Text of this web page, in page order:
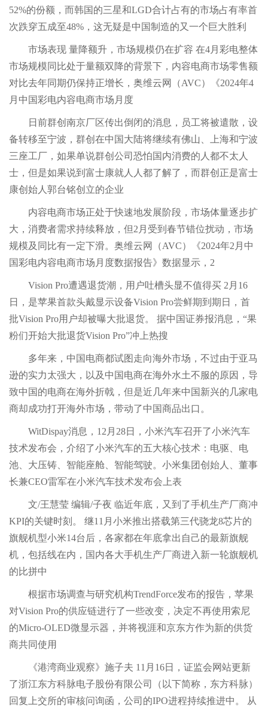
52%的份额，而韩国的三星和LGD合计占有的市场占有率首
次跌穿五成至48%，这无疑是中国制造的又一个巨大胜利
市场表现 量降额升，市场规模仍在扩容 在4月彩电整体
市场规模同比处于量额双降的背景下，内容电商市场零售额
对比去年同期仍保持正增长，奥维云网（AVC）《2024年4
月中国彩电内容电商市场月度
日前群创南京厂区传出倒闭的消息，员工将被遣散，设
备转移至宁波，群创在中国大陆将继续有佛山、上海和宁波
三座工厂，如果单说群创公司恐怕国内消费的人都不太人
士，但是如果说到富士康就人人都了解了，而群创正是富士
康创始人郭台铭创立的企业
内容电商市场正处于快速地发展阶段，市场体量逐步扩
大，消费者需求持续释放，但2月受到春节错位扰动，市场
规模及同比有一定下滑。奥维云网（AVC）《2024年2月中
国彩电内容电商市场月度数据报告》数据显示，2
Vision Pro遭遇退货潮，用户吐槽头显不值得买 2月16
日，是苹果首款头戴显示设备Vision Pro尝鲜期到期日，首
批Vision Pro用户却被曝大批退货。 据中国证券报消息，“果
粉们开始大批退货Vision Pro”冲上热搜
多年来，中国电商都试图走向海外市场，不过由于亚马
逊的实力太强大，以及中国电商在海外水土不服的原因，导
致中国的电商在海外折戟，但是近几年来中国新兴的几家电
商却成功打开海外市场，带动了中国商品出口。
WitDispay消息，12月28日，小米汽车召开了小米汽车
技术发布会，介绍了小米汽车的五大核心技术：电驱、电
池、大压铸、智能座舱、智能驾驶。小米集团创始人、董事
长兼CEO雷军在小米汽车技术发布会上表
文/王慧莹 编辑/子夜 临近年底，又到了手机生产厂商冲
KPI的关键时刻。 继11月小米推出搭载第三代骁龙8芯片的
旗舰机型小米14台后，各家都在年底拿出自己的最新旗舰
机，包括线在内，国内各大手机生产厂商进入新一轮旗舰机
的比拼中
根据市场调查与研究机构TrendForce发布的报告，苹果
对Vision Pro的供应链进行了一些改变，决定不再使用索尼
的Micro-OLED微显示器，并将视涯和京东方作为新的供货
商共同使用
《港湾商业观察》施子夫 11月16日，证监会网站更新
了浙江东方科脉电子股份有限公司（以下简称，东方科脉）
回复上交所的审核问询函，公司的IPO进程持续推进中。 从